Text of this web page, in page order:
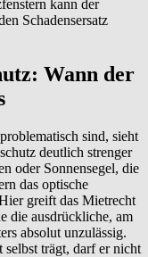
kann der
Schadensersatz
Wann der
sind, sieht
deutlich strenger
oder Sonnensegel, die
das optische
greift das Mietrecht
die ausdrückliche, am
absolut unzulässig.
trägt, darf er nicht